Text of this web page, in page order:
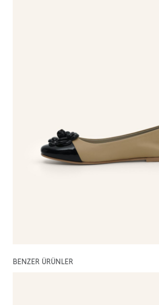
BENZER ÜRÜNLER